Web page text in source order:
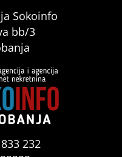
Sokoinfo
bb/3
232